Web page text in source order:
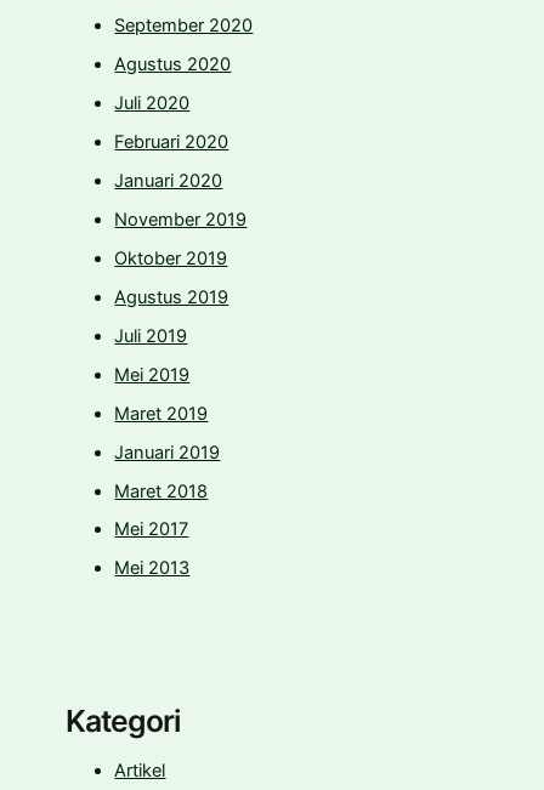
September 2020
Agustus 2020
Juli 2020
Februari 2020
Januari 2020
November 2019
Oktober 2019
Agustus 2019
Juli 2019
Mei 2019
Maret 2019
Januari 2019
Maret 2018
Mei 2017
Mei 2013
Kategori
Artikel